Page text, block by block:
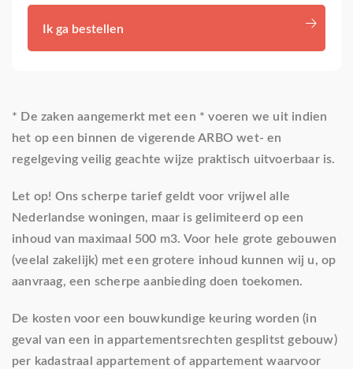
Ik ga bestellen
* De zaken aangemerkt met een * voeren we uit indien
het op een binnen de vigerende ARBO wet- en
regelgeving veilig geachte wijze praktisch uitvoerbaar is.
Let op! Ons scherpe tarief geldt voor vrijwel alle
Nederlandse woningen, maar is gelimiteerd op een
inhoud van maximaal 500 m3. Voor hele grote gebouwen
(veelal zakelijk) met een grotere inhoud kunnen wij u, op
aanvraag, een scherpe aanbieding doen toekomen.
De kosten voor een bouwkundige keuring worden (in
geval van een in appartementsrechten gesplitst gebouw)
per kadastraal appartement of appartement waarvoor